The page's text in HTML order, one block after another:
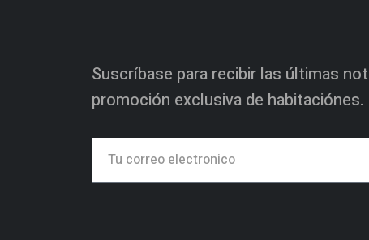
Suscríbase para recibir las últimas
promoción exclusiva de habitaciónes.